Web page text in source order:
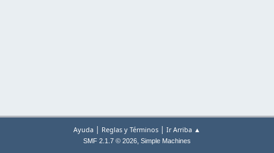
Ayuda | Reglas y Términos | Ir Arriba ▲
SMF 2.1.7 © 2026, Simple Machines